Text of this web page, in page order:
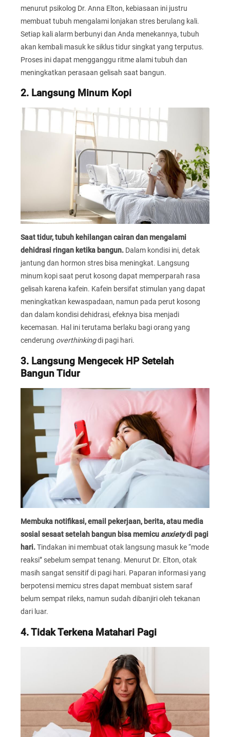
menurut psikolog Dr. Anna Elton, kebiasaan ini justru
membuat tubuh mengalami lonjakan stres berulang kali.
Setiap kali alarm berbunyi dan Anda menekannya, tubuh
akan kembali masuk ke siklus tidur singkat yang terputus.
Proses ini dapat mengganggu ritme alami tubuh dan
meningkatkan perasaan gelisah saat bangun.
2. Langsung Minum Kopi
Saat tidur, tubuh kehilangan cairan dan mengalami
dehidrasi ringan ketika bangun. Dalam kondisi ini, detak
jantung dan hormon stres bisa meningkat. Langsung
minum kopi saat perut kosong dapat memperparah rasa
gelisah karena kafein. Kafein bersifat stimulan yang dapat
meningkatkan kewaspadaan, namun pada perut kosong
dan dalam kondisi dehidrasi, efeknya bisa menjadi
kecemasan. Hal ini terutama berlaku bagi orang yang
cenderung overthinkingdi pagi hari.
3. Langsung Mengecek HP Setelah
Bangun Tidur
Membuka notifikasi, email pekerjaan, berita, atau media
sosial sesaat setelah bangun bisa memicu anxietydi pagi
hari.Tindakan ini membuat otak langsung masuk ke “mode
reaksi” sebelum sempat tenang. Menurut Dr. Elton, otak
masih sangat sensitif di pagi hari. Paparan informasi yang
berpotensi memicu stres dapat membuat sistem saraf
belum sempat rileks, namun sudah dibanjiri oleh tekanan
dari luar.
4. Tidak Terkena Matahari Pagi